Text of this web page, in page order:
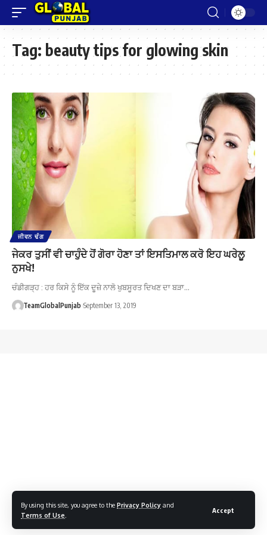
By using this site, you agree to the Privacy Policy and
Terms of Use
Accept
Tag: beauty tips for glowing skin
ਜੀਵਨ ਢੰਗ
ਜੇਕਰ ਤੁਸੀਂ ਵੀ ਚਾਹੁੰਦੇ ਹੋਂ ਗੋਰਾ ਹੋਣਾ ਤਾਂ ਇਸਤਿਮਾਲ ਕਰੋ ਇਹ ਘਰੇਲੂ
ਨੁਸਖੇ!
ਚੰਡੀਗੜ੍ਹ : ਹਰ ਕਿਸੇ ਨੂੰ ਇੱਕ ਦੂਜ਼ੇ ਨਾਲੋ ਖੁਬਸੂਰਤ ਦਿਖਣ ਦਾ ਬੜਾ…
TeamGlobalPunjab September 13, 2019